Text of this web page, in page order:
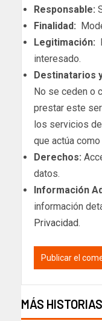
Responsable:
Finalidad:
Legitimación:
interesado.
Destinatarios
No se ceden o
prestar este
los servicios
que actúa
Derechos:
datos.
Información
información
Privacidad.
MÁS HISTORIAS